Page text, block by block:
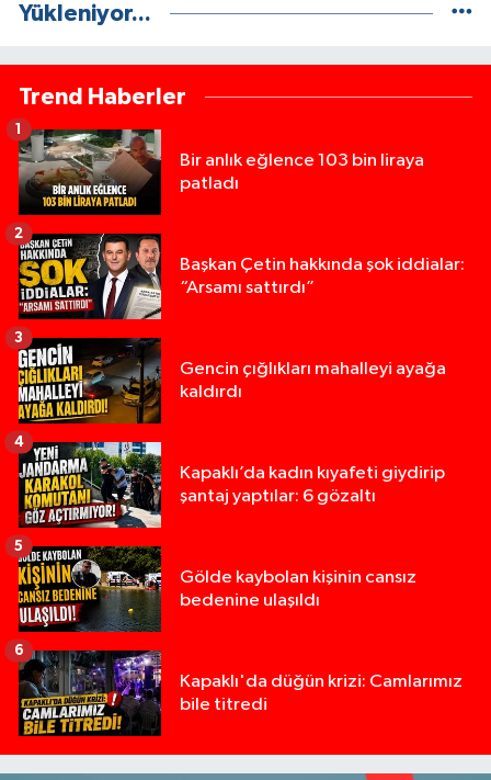
Yükleniyor...
Trend Haberler
Bir anlık eğlence 103 bin liraya
patladı
1
Başkan Çetin hakkında şok iddialar:
“Arsamı sattırdı”
2
Gencin çığlıkları mahalleyi ayağa
kaldırdı
3
Kapaklı’da kadın kıyafeti giydirip
şantaj yaptılar: 6 gözaltı
4
Gölde kaybolan kişinin cansız
bedenine ulaşıldı
5
Kapaklı'da düğün krizi: Camlarımız
bile titredi
6